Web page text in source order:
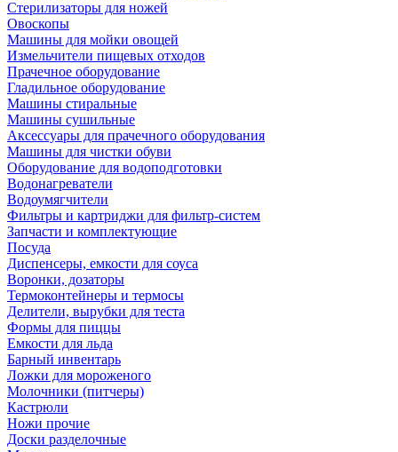
Стерилизаторы для ножей
Овоскопы
Машины для мойки овощей
Измельчители пищевых отходов
Прачечное оборудование
Гладильное оборудование
Машины стиральные
Машины сушильные
Аксессуары для прачечного оборудования
Машины для чистки обуви
Оборудование для водоподготовки
Водонагреватели
Водоумягчители
Фильтры и картриджи для фильтр-систем
Запчасти и комплектующие
Посуда
Диспенсеры, емкости для соуса
Воронки, дозаторы
Термоконтейнеры и термосы
Делители, вырубки для теста
Формы для пиццы
Емкости для льда
Барный инвентарь
Ложки для мороженого
Молочники (питчеры)
Кастрюли
Ножи прочие
Доски разделочные